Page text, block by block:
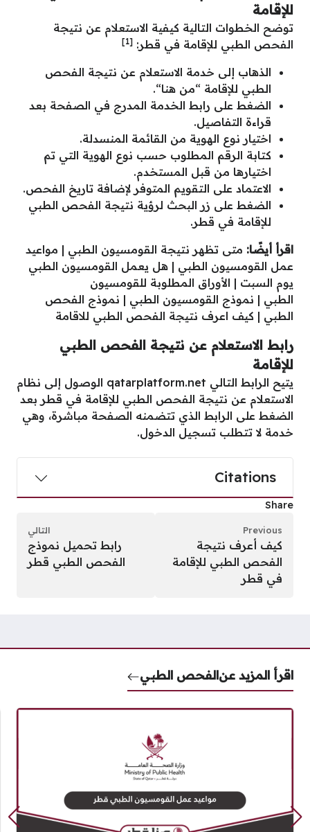
للإقامة
توضح الخطوات التالية كيفية الاستعلام عن نتيجة
الفحص الطبي للإقامة في قطر: [1]
الذهاب إلى خدمة الاستعلام عن نتيجة الفحص
الطبي للإقامة “من هنا“.
الضغط على رابط الخدمة المدرج في الصفحة بعد
قراءة التفاصيل.
اختيار نوع الهوية من القائمة المنسدلة.
كتابة الرقم المطلوب حسب نوع الهوية التي تم
اختيارها من قبل المستخدم.
الاعتماد على التقويم المتوفر لإضافة تاريخ الفحص.
الضغط على زر البحث لرؤية نتيجة الفحص الطبي
للإقامة في قطر.
اقرأ أيضًا: متى تظهر نتيجة القومسيون الطبي | مواعيد
عمل القومسيون الطبي | هل يعمل القومسيون الطبي
يوم السبت | الأوراق المطلوبة للقومسيون
الطبي | نموذج القومسيون الطبي | نموذج الفحص
الطبي | كيف اعرف نتيجة الفحص الطبي للاقامة
رابط الاستعلام عن نتيجة الفحص الطبي
للإقامة
يتيح الرابط التالي qatarplatform.net الوصول إلى نظام
الاستعلام عن نتيجة الفحص الطبي للإقامة في قطر بعد
الضغط على الرابط الذي تتضمنه الصفحة مباشرة، وهي
خدمة لا تتطلب تسجيل الدخول.
Citations
Share
Previous
كيف أعرف نتيجة
الفحص الطبي للإقامة
في قطر
التالي
رابط تحميل نموذج
الفحص الطبي قطر
اقرأ المزيد عنالفحص الطبي